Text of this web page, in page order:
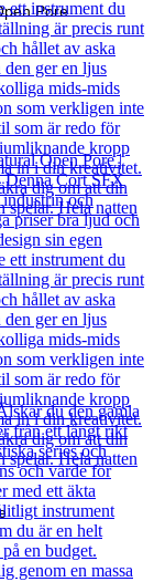
Pore